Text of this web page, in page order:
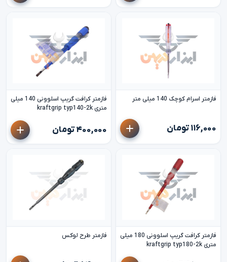
فازمتر اسرام کوچک 140 میلی متر
۱۱۶,۰۰۰ تومان
فازمتر کرافت گریپ اسلوونی 140 میلی
متری kraftgrip typ140-2k
۴۰۰,۰۰۰ تومان
فازمتر کرافت گریپ اسلوونی 180 میلی
متری kraftgrip typ180-2k
فازمتر طرح لوکس